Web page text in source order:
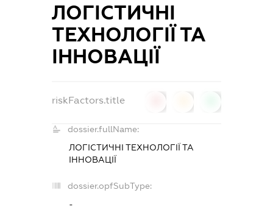
ЛОГІСТИЧНІ
ТЕХНОЛОГІЇ ТА
ІННОВАЦІЇ
riskFactors.title
dossier.fullName:
ЛОГІСТИЧНІ ТЕХНОЛОГІЇ ТА
ІННОВАЦІЇ
dossier.opfSubType:
-